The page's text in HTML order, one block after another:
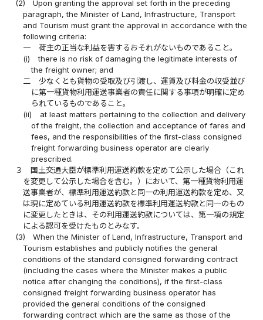
(2)
Upon granting the approval set forth in the preceding
paragraph, the Minister of Land, Infrastructure, Transport
and Tourism must grant the approval in accordance with the
following criteria:
一
荷主の正当な利益を害するおそれがないものであること。
(i)
there is no risk of damaging the legitimate interests of
the freight owner; and
二
少なくとも貨物の受取及び引渡し、運賃及び料金の収受並び
に第一種貨物利用運送事業者の責任に関する事項が明確に定め
られているものであること。
(ii)
at least matters pertaining to the collection and delivery
of the freight, the collection and acceptance of fares and
fees, and the responsibilities of the first-class consigned
freight forwarding business operator are clearly
prescribed.
３
国土交通大臣が標準利用運送約款を定めて公示した場合（これ
を変更して公示した場合を含む。）において、第一種貨物利用運
送事業者が、標準利用運送約款と同一の利用運送約款を定め、又
は現に定めている利用運送約款を標準利用運送約款と同一のもの
に変更したときは、その利用運送約款については、第一項の規定
による認可を受けたものとみなす。
(3)
When the Minister of Land, Infrastructure, Transport and
Tourism establishes and publicly notifies the general
conditions of the standard consigned forwarding contract
(including the cases where the Minister makes a public
notice after changing the conditions), if the first-class
consigned freight forwarding business operator has
provided the general conditions of the consigned
forwarding contract which are the same as those of the